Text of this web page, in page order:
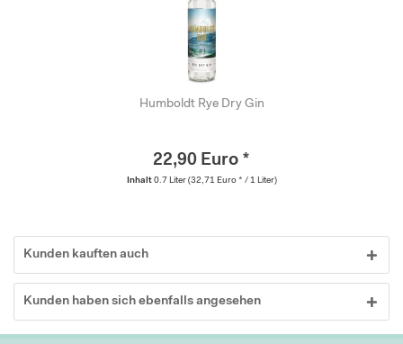
Humboldt Rye Dry Gin
22,90 Euro *
Inhalt 0.7 Liter (32,71 Euro * / 1 Liter)
Kunden kauften auch
Kunden haben sich ebenfalls angesehen